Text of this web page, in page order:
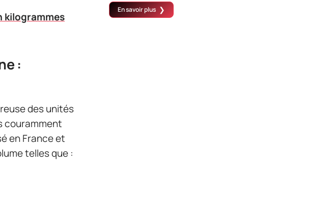
kilogrammes
:
des unités
couramment
en France et
telles que :
En savoir plus